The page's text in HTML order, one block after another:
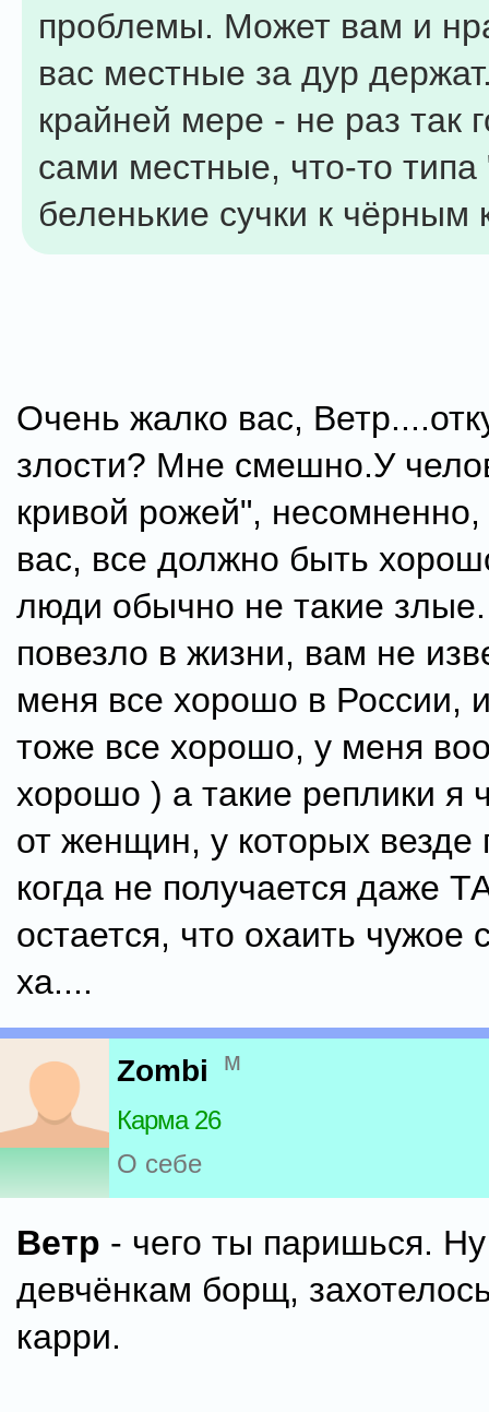
проблемы. Может вам и
вас местные за дур
крайней мере - не раз так
сами местные, что-то типа
беленькие сучки к чёрным
Очень жалко вас,
злости? Мне смешно.У
кривой рожей", несомненно,
вас, все должно быть
люди обычно не такие
повезло в жизни, вам не
меня все хорошо в России,
тоже все хорошо, у меня
хорошо ) а такие реплики
от женщин, у которых везде
когда не получается даже
остается, что охаить чужое
ха....
Zombi м
Карма 26
О себе
Ветр - чего ты паришься.
девчёнкам борщ,
карри.